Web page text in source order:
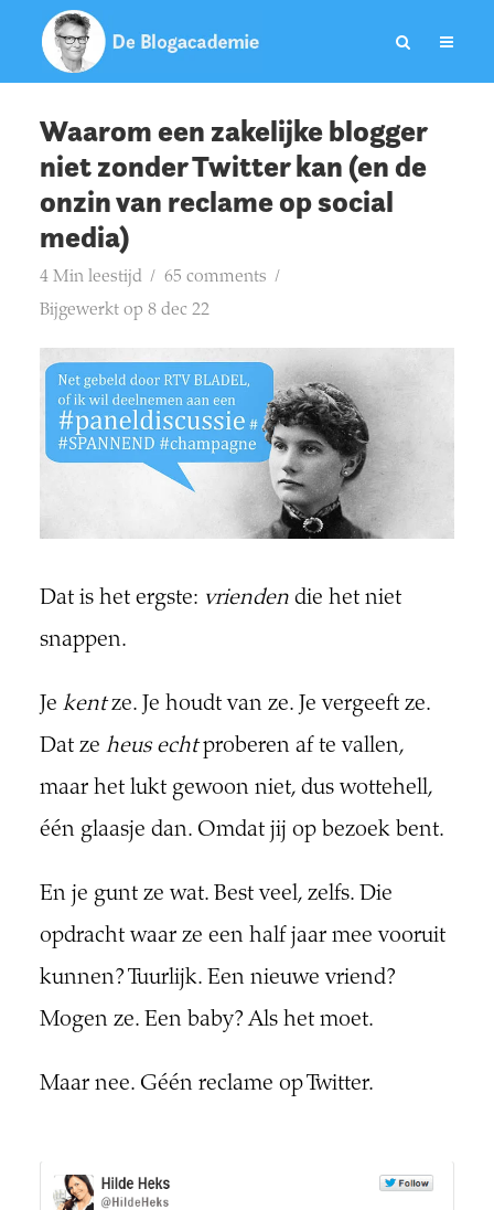
Waarom een zakelijke blogger
niet zonder Twitter kan (en de
onzin van reclame op social
media)
4 Min leestijd
65 comments
Bijgewerkt op 8 dec 22
Dat is het ergste: vriendendie het niet
snappen.
Je kentze. Je houdt van ze. Je vergeeft ze.
Dat ze heus echtproberen af te vallen,
maar het lukt gewoon niet, dus wottehell,
één glaasje dan. Omdat jij op bezoek bent.
En je gunt ze wat. Best veel, zelfs. Die
opdracht waar ze een half jaar mee vooruit
kunnen? Tuurlijk. Een nieuwe vriend?
Mogen ze. Een baby? Als het moet.
Maar nee. Géén reclame op Twitter.